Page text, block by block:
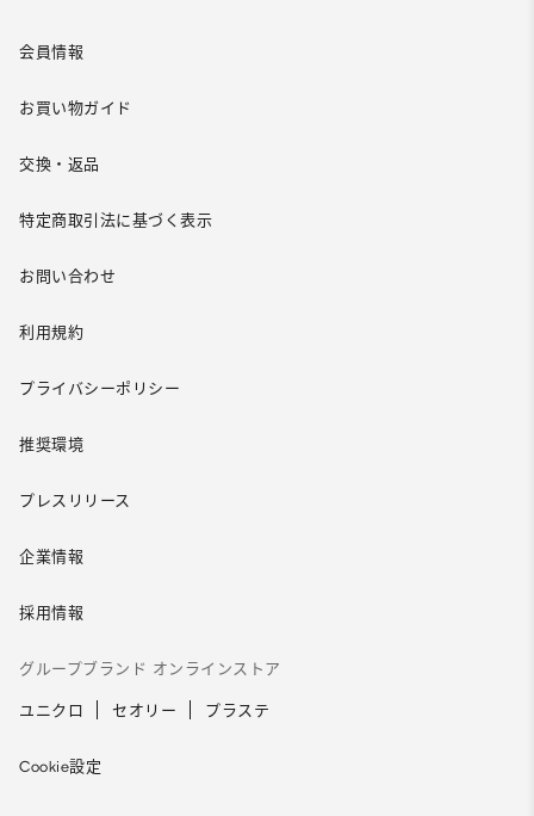
会員情報
お買い物ガイド
交換・返品
特定商取引法に基づく表示
お問い合わせ
利用規約
プライバシーポリシー
推奨環境
プレスリリース
企業情報
採用情報
グループブランド オンラインストア
ユニクロ セオリー プラステ
Cookie設定